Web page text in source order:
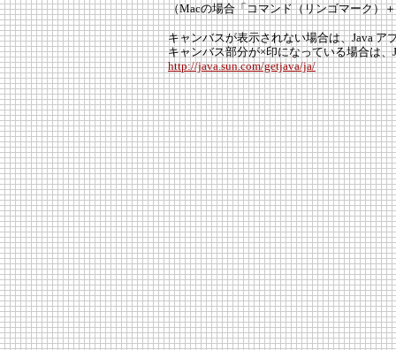
（Macの場合「コマンド（リンゴマーク）
キャンバスが表示されない場合は、Java
キャンバス部分が×印になっている場合は
http://java.sun.com/getjava/ja/